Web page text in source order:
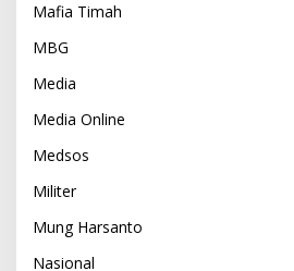
Mafia Timah
MBG
Media
Media Online
Medsos
Militer
Mung Harsanto
Nasional